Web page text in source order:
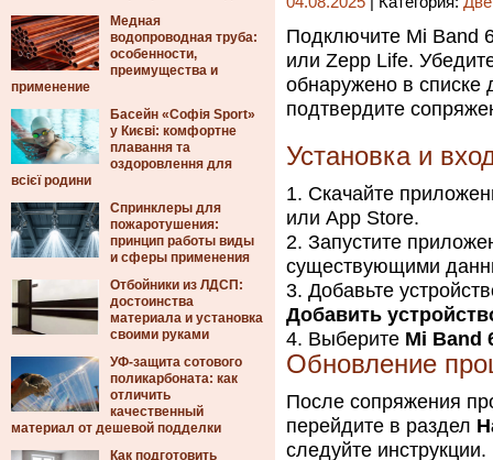
Медная
водопроводная труба:
особенности,
преимущества и
применение
Басейн «Софія Sport»
у Києві: комфортне
плавання та
оздоровлення для
всієї родини
Спринклеры для
пожаротушения:
принцип работы виды
и сферы применения
Отбойники из ЛДСП:
достоинства
материала и установка
своими руками
УФ-защита сотового
поликарбоната: как
отличить
качественный
материал от дешевой подделки
Как подготовить
Подключите Mi Band
или Zepp Life.
обнаружено в списке
подтвердите
Установка и
Скачайте
или App Store.
Запустите
существующими
Добавьте
Добавить
Выберите Mi Band
Обновление
После сопряжения
перейдите в раздел
следуйте